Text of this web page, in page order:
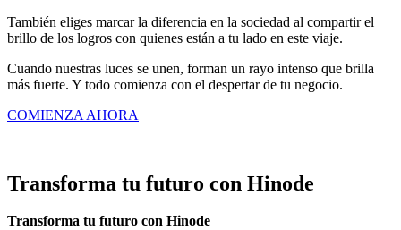
También eliges marcar la diferencia en la sociedad al compartir el
brillo de los logros con quienes están a tu lado en este viaje.
Cuando nuestras luces se unen, forman un rayo intenso que brilla
más fuerte. Y todo comienza con el despertar de tu negocio.
COMIENZA AHORA
Transforma tu futuro con Hinode
Transforma tu futuro con Hinode